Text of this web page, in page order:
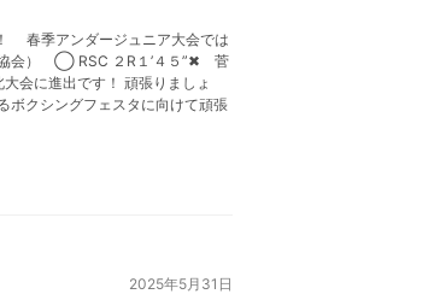
春季アンダージュニア大会では
協会） ◯ RSC ２R１’４５”✖︎ 菅
に進出です！ 頑張りましょ
クシングフェスタに向けて頑張
2025年5月31日